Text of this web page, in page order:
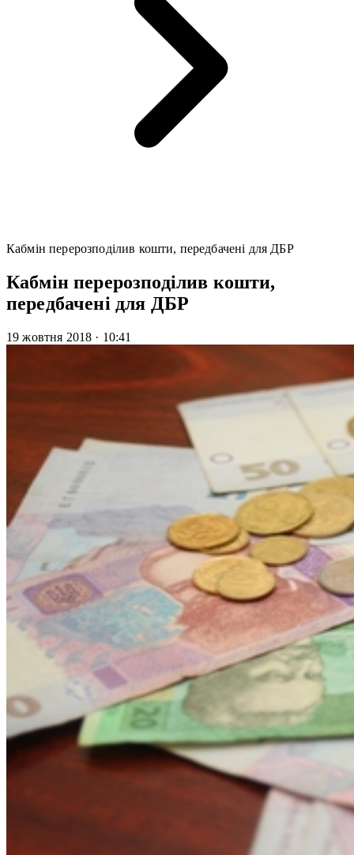
Кабмін перерозподілив кошти, передбачені для ДБР
Кабмін перерозподілив кошти,
передбачені для ДБР
19 жовтня 2018 · 10:41